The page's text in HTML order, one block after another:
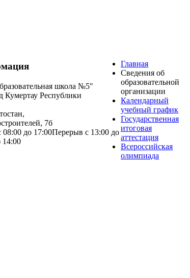
школа №5"
Кумертау Республики
,
7б
до 17:00Перерыв с 13:00 до
14:00
Главная
Сведения об
образовательной
организации
Календарный
учебный график
Государственная
итоговая
аттестация
Всероссийская
олимпиада